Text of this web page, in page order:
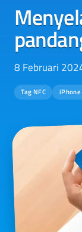
8 Februari
Tag NFC iPhone